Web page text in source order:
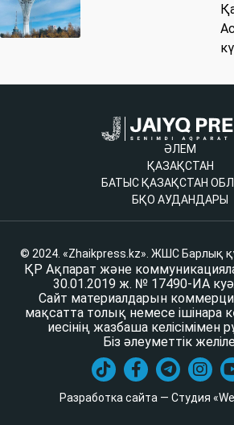
ӘЛЕМ
ҚАЗАҚСТАН
БАТЫС ҚАЗАҚСТАН
БҚО АУДАНДАРЫ
© 2024. «Zhaikpress.kz». ЖШС Барлық
ҚР Ақпарат және
30.01.2019 ж. № 17490-ИА
Сайт материалдарын
мақсатта толық немесе ішінара
иесінің жазбаша келісімімен
Біз әлеуметтік
Разработка сайта — Студия